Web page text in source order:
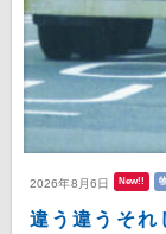
2026年8月6日 New!!
違う違うそ